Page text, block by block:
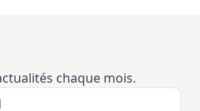
chaque mois.